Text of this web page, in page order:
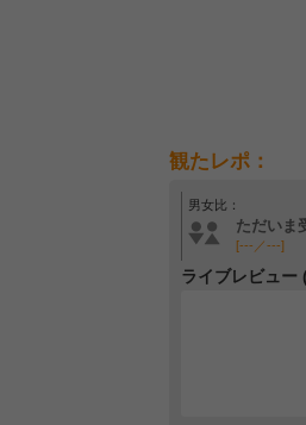
観たレポ：
男女比：
ただいま
[---／---]
ライブレビュー